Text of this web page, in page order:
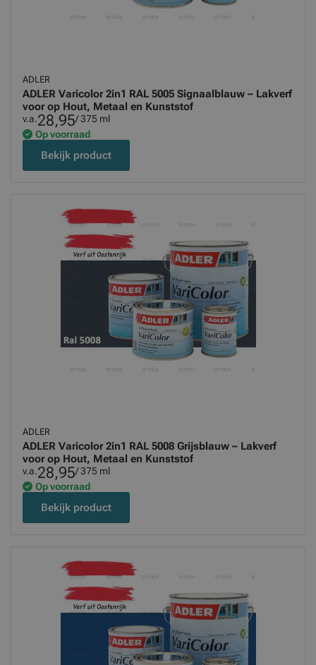
ADLER
ADLER Varicolor 2in1 RAL 5005 Signaalblauw – Lakverf
voor op Hout, Metaal en Kunststof
v.a.28,95/ 375 ml
Op voorraad
Bekijk product
ADLER
ADLER Varicolor 2in1 RAL 5008 Grijsblauw – Lakverf
voor op Hout, Metaal en Kunststof
v.a.28,95/ 375 ml
Op voorraad
Bekijk product